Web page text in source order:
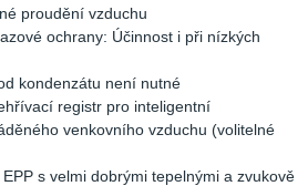
proudění vzduchu
ochrany: Účinnost i při nízkých
kondenzátu není nutné
registr pro inteligentní
venkovního vzduchu (volitelné
s velmi dobrými tepelnými a zvukově